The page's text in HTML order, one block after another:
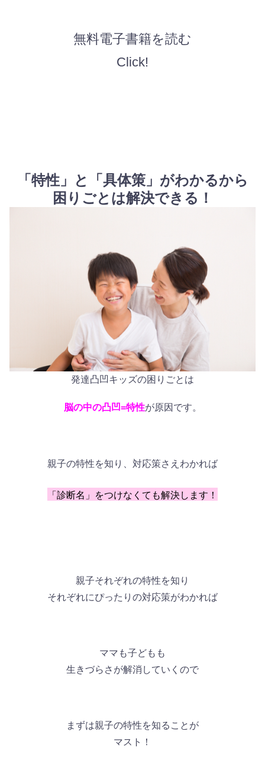
無料電子書籍を読む
Click!
「特性」と「具体策」がわかるから
困りごとは解決できる！
発達凸凹キッズの困りごとは
脳の中の凸凹=特性が原因です。
親子の特性を知り、対応策さえわかれば
「診断名」をつけなくても解決します！
親子それぞれの特性を知り
それぞれにぴったりの対応策がわかれば
ママも子どもも
生きづらさが解消していくので
まずは親子の特性を知ることが
マスト！